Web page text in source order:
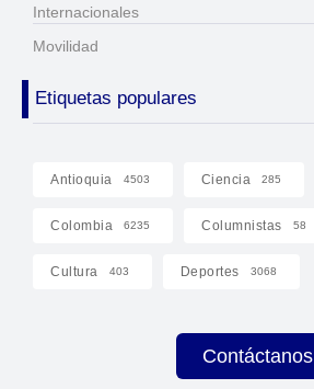
Internacionales
Movilidad
Etiquetas populares
Antioquia 4503 Ciencia 285
Colombia 6235 Columnistas 58
Cultura 403 Deportes 3068
Contáctanos